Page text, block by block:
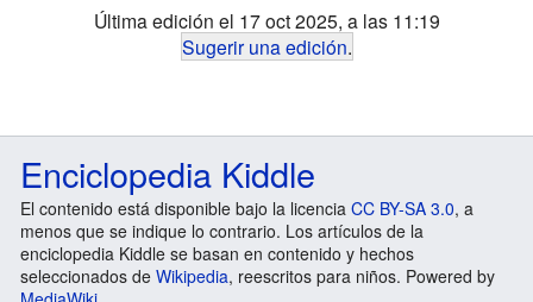
Última edición el 17 oct 2025, a las 11:19
Sugerir una edición.
Enciclopedia Kiddle
El contenido está disponible bajo la licencia CC BY-SA 3.0, a
menos que se indique lo contrario. Los artículos de la
enciclopedia Kiddle se basan en contenido y hechos
seleccionados de Wikipedia, reescritos para niños. Powered by